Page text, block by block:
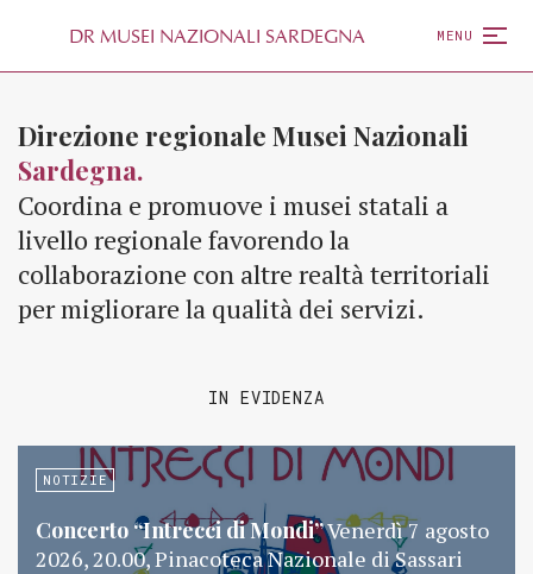
DR MUSEI NAZIONALI SARDEGNA MENU
Direzione regionale Musei Nazionali
Sardegna.
Coordina e promuove i musei statali a
livello regionale favorendo la
collaborazione con altre realtà territoriali
per migliorare la qualità dei servizi.
IN EVIDENZA
NOTIZIE
Concerto “Intrecci di Mondi”Venerdì 7 agosto
2026, 20.00, Pinacoteca Nazionale di Sassari